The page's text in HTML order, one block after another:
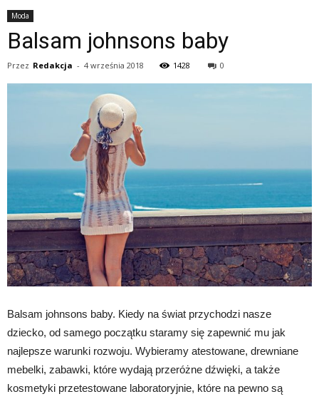
Moda
Balsam johnsons baby
Przez Redakcja - 4 września 2018 1428 0
Balsam johnsons baby. Kiedy na świat przychodzi nasze
dziecko, od samego początku staramy się zapewnić mu jak
najlepsze warunki rozwoju. Wybieramy atestowane, drewniane
mebelki, zabawki, które wydają przeróżne dźwięki, a także
kosmetyki przetestowane laboratoryjnie, które na pewno są